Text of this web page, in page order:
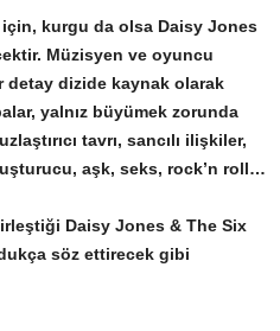
için, kurgu da olsa Daisy Jones
Müzisyen ve oyuncu
detay dizide kaynak olarak
yalnız büyümek zorunda
tavrı, sancılı ilişkiler,
aşk, seks, rock’n roll…
Daisy Jones & The Six
söz ettirecek gibi